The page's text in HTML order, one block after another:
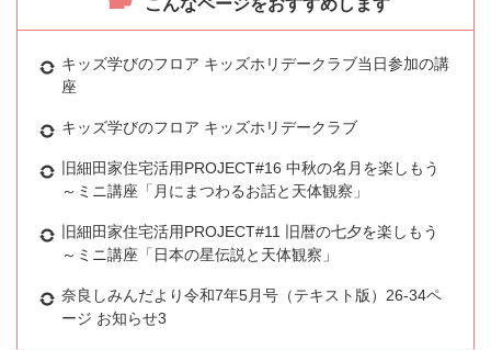
こんなページをおすすめします
キッズ学びのフロア キッズホリデークラブ当日参加の講
座
キッズ学びのフロア キッズホリデークラブ
旧細田家住宅活用PROJECT#16 中秋の名月を楽しもう
～ミニ講座「月にまつわるお話と天体観察」
旧細田家住宅活用PROJECT#11 旧暦の七夕を楽しもう
～ミニ講座「日本の星伝説と天体観察」
奈良しみんだより令和7年5月号（テキスト版）26-34ペ
ージ お知らせ3